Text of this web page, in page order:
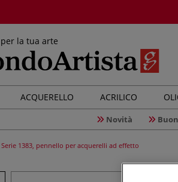
la tua arte
ACQUERELLO ACRILICO
Novità
Serie 1383, pennello per acquerelli ad effetto